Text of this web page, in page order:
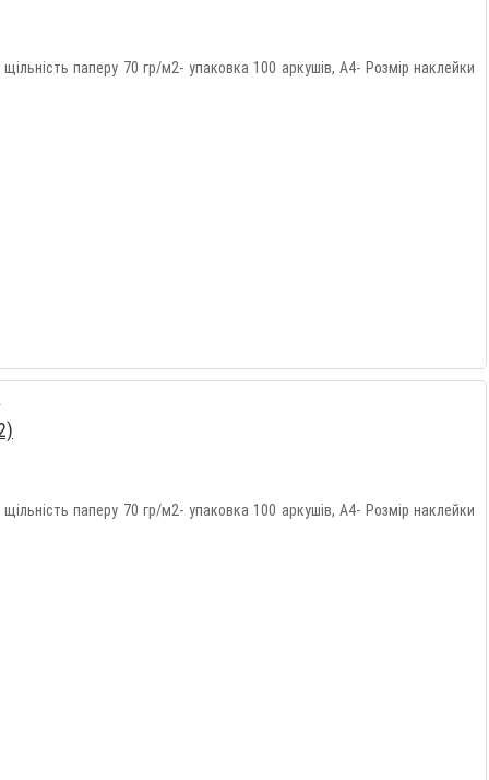
паперу 70 гр/м2- упаковка 100 аркушів, А4- Розмір наклейки
паперу 70 гр/м2- упаковка 100 аркушів, А4- Розмір наклейки